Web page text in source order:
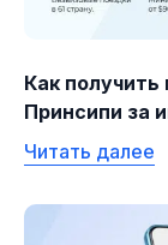
Как
Принсипи за
Читать далее